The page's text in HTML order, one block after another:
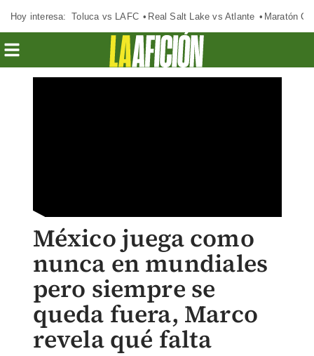
Hoy interesa: Toluca vs LAFC Real Salt Lake vs Atlante Maratón
México juega como
nunca en mundiales
pero siempre se
queda fuera, Marco
revela qué falta